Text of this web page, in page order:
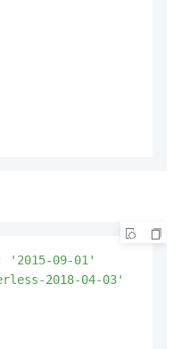
'2015-09-01'
2018-04-03'